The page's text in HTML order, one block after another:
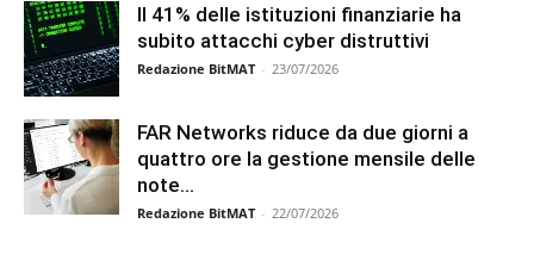
Il 41% delle istituzioni finanziarie ha
subito attacchi cyber distruttivi
Redazione BitMAT - 23/07/2026
FAR Networks riduce da due giorni a
quattro ore la gestione mensile delle
note...
Redazione BitMAT - 22/07/2026